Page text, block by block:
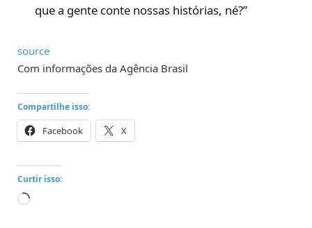
que a gente conte nossas histórias, né?”
source
Com informações da Agência Brasil
Compartilhe isso:
Facebook X
Curtir isso:
Carregando...